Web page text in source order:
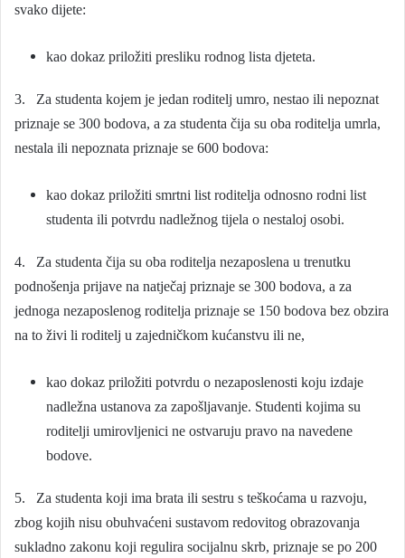
svako dijete:
kao dokaz priložiti presliku rodnog lista djeteta.
3. Za studenta kojem je jedan roditelj umro, nestao ili nepoznat
priznaje se 300 bodova, a za studenta čija su oba roditelja umrla,
nestala ili nepoznata priznaje se 600 bodova:
kao dokaz priložiti smrtni list roditelja odnosno rodni list
studenta ili potvrdu nadležnog tijela o nestaloj osobi.
4. Za studenta čija su oba roditelja nezaposlena u trenutku
podnošenja prijave na natječaj priznaje se 300 bodova, a za
jednoga nezaposlenog roditelja priznaje se 150 bodova bez obzira
na to živi li roditelj u zajedničkom kućanstvu ili ne,
kao dokaz priložiti potvrdu o nezaposlenosti koju izdaje
nadležna ustanova za zapošljavanje. Studenti kojima su
roditelji umirovljenici ne ostvaruju pravo na navedene
bodove.
5. Za studenta koji ima brata ili sestru s teškoćama u razvoju,
zbog kojih nisu obuhvaćeni sustavom redovitog obrazovanja
sukladno zakonu koji regulira socijalnu skrb, priznaje se po 200